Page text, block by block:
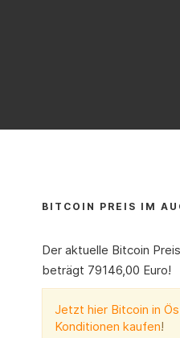
BITCOIN PREIS IM
Der aktuelle Bitcoin
beträgt 79146,00 Euro!
Jetzt hier Bitcoin in
Konditionen kaufen!